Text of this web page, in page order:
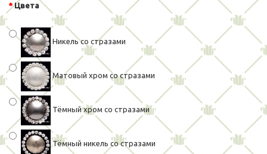
Цвета
Никель со стразами
Матовый хром со стразами
Тёмный хром со стразами
Тёмный никель со стразами